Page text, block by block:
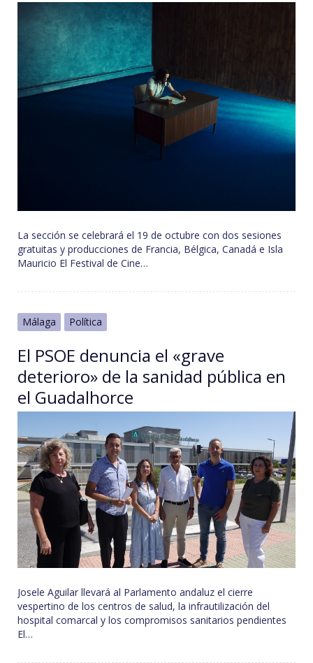
La sección se celebrará el 19 de octubre con dos sesiones
gratuitas y producciones de Francia, Bélgica, Canadá e Isla
Mauricio El Festival de Cine…
Málaga Política
El PSOE denuncia el «grave
deterioro» de la sanidad pública en
el Guadalhorce
Josele Aguilar llevará al Parlamento andaluz el cierre
vespertino de los centros de salud, la infrautilización del
hospital comarcal y los compromisos sanitarios pendientes
El…